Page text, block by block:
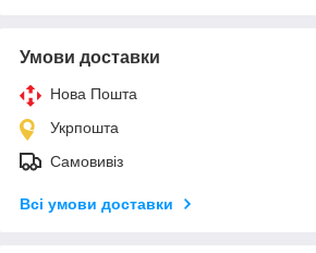
Умови доставки
Нова Пошта
Укрпошта
Самовивіз
Всі умови доставки